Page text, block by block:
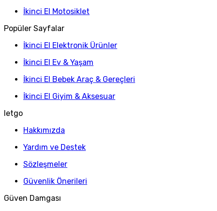
İkinci El Motosiklet
Popüler Sayfalar
İkinci El Elektronik Ürünler
İkinci El Ev & Yaşam
İkinci El Bebek Araç & Gereçleri
İkinci El Giyim & Aksesuar
letgo
Hakkımızda
Yardım ve Destek
Sözleşmeler
Güvenlik Önerileri
Güven Damgası